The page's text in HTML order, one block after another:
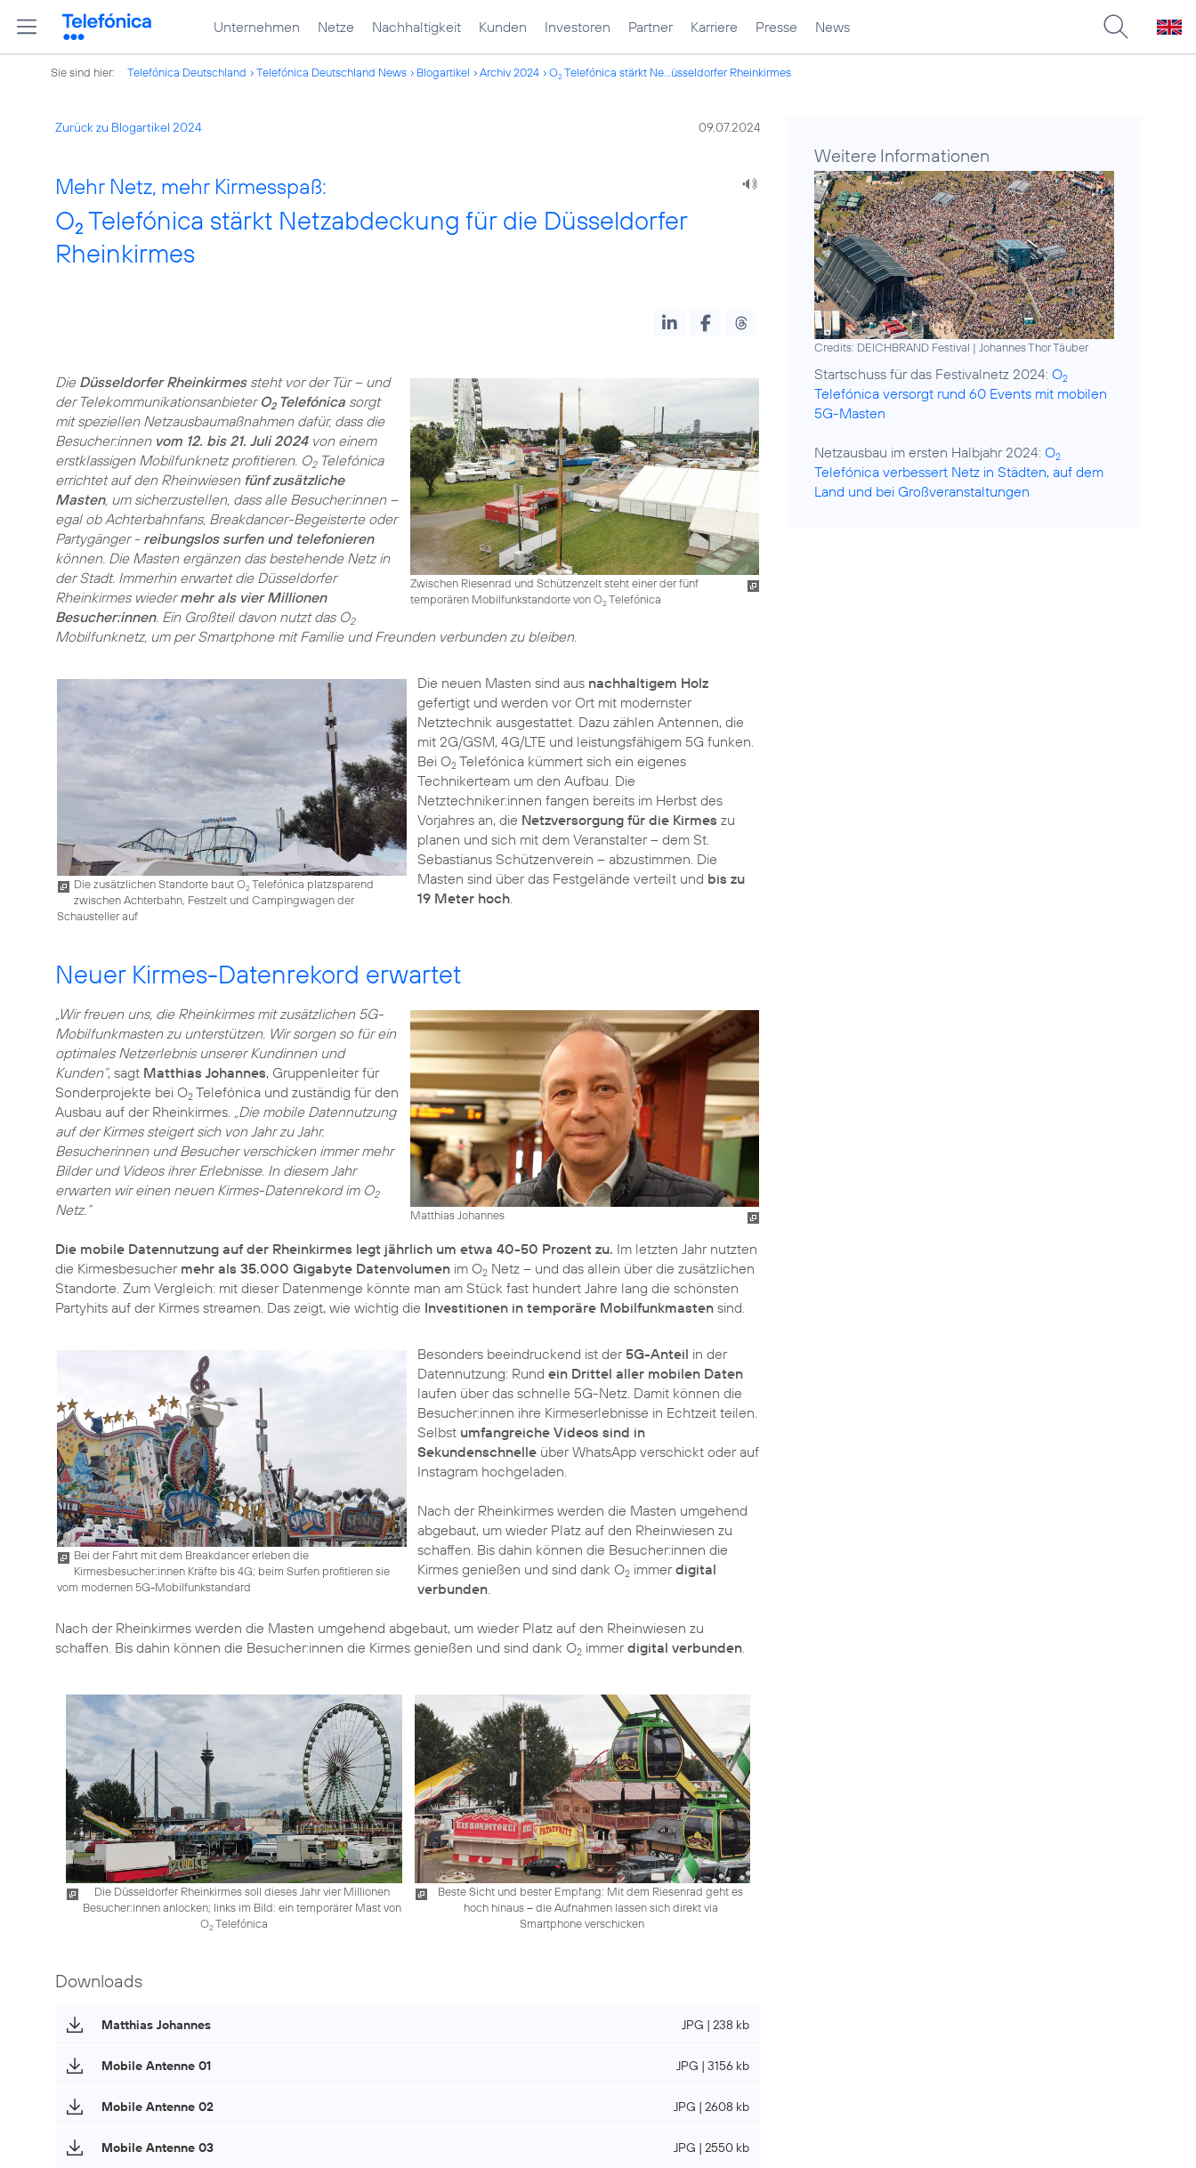
Unternehmen Netze Nachhaltigkeit Kunden Investoren Partner Karriere Presse News
Sie sind hier: Telefónica Deutschland Telefónica Deutschland News Blogartikel Archiv 2024 O2Telefónica stärkt Ne...üsseldorfer Rheinkirmes
Zurück zu Blogartikel 2024 09.07.2024
Mehr Netz, mehr Kirmesspaß:
O2 Telefónica stärkt Netzabdeckung für die Düsseldorfer
Rheinkirmes
Zwischen Riesenrad und Schützenzelt steht einer der fünf
temporären Mobilfunkstandorte von O2Telefónica
Die Düsseldorfer Rheinkirmessteht vor der Tür – und
der Telekommunikationsanbieter O2Telefónica sorgt
mit speziellen Netzausbaumaßnahmen dafür, dass die
Besucher:innen vom 12. bis 21. Juli 2024von einem
erstklassigen Mobilfunknetz profitieren. O2Telefónica
errichtet auf den Rheinwiesen fünf zusätzliche
Masten, um sicherzustellen, dass alle Besucher:innen –
egal ob Achterbahnfans, Breakdancer-Begeisterte oder
Partygänger - reibungslos surfen und telefonieren
können. Die Masten ergänzen das bestehende Netz in
der Stadt. Immerhin erwartet die Düsseldorfer
Rheinkirmes wiedermehr als vier Millionen
Besucher:innen. Ein Großteil davon nutzt das O2
Mobilfunknetz, um per Smartphone mit Familie und Freunden verbunden zu bleiben.
Die zusätzlichen Standorte baut O2Telefónica platzsparend
zwischen Achterbahn, Festzelt und Campingwagen der
Schausteller auf
Die neuen Masten sind aus nachhaltigem Holz
gefertigt und werden vor Ort mit modernster
Netztechnik ausgestattet. Dazu zählen Antennen, die
mit 2G/GSM, 4G/LTE und leistungsfähigem 5G funken.
Bei O2Telefónica kümmert sich ein eigenes
Technikerteam um den Aufbau. Die
Netztechniker:innen fangen bereits im Herbst des
Vorjahres an, die Netzversorgung für die Kirmes zu
planen und sich mit dem Veranstalter – dem St.
Sebastianus Schützenverein – abzustimmen. Die
Masten sind über das Festgelände verteilt und bis zu
19 Meter hoch.
Neuer Kirmes-Datenrekord erwartet
Matthias Johannes
„Wir freuen uns, die Rheinkirmes mit zusätzlichen 5G-
Mobilfunkmasten zu unterstützen. Wir sorgen so für ein
optimales Netzerlebnis unserer Kundinnen und
Kunden“, sagt Matthias Johannes, Gruppenleiter für
Sonderprojekte bei O2 Telefónica und zuständig für den
Ausbau auf der Rheinkirmes.
„Die mobile Datennutzung
auf der Kirmes steigert sich von Jahr zu Jahr.
Besucherinnen und Besucher verschicken immer mehr
Bilder und Videos ihrer Erlebnisse. In diesem Jahr
erwarten wir einen neuen Kirmes-Datenrekord im O2
Netz.“
Die mobile Datennutzung auf der Rheinkirmes legt jährlich um etwa 40-50 Prozent zu. Im letzten Jahr nutzten
die Kirmesbesucher mehr als 35.000 Gigabyte Datenvolumen im O2 Netz – und das allein über die zusätzlichen
Standorte. Zum Vergleich: mit dieser Datenmenge könnte man am Stück fast hundert Jahre lang die schönsten
Partyhits auf der Kirmes streamen. Das zeigt, wie wichtig die Investitionen in temporäre Mobilfunkmasten sind.
Bei der Fahrt mit dem Breakdancer erleben die
Kirmesbesucher:innen Kräfte bis 4G; beim Surfen profitieren sie
vom modernen 5G-Mobilfunkstandard
Besonders beeindruckend ist der5G-Anteil in der
Datennutzung: Rund ein Drittel aller mobilen Daten
laufen über das schnelle 5G-Netz. Damit können die
Besucher:innen ihre Kirmeserlebnisse in Echtzeit teilen.
Selbst umfangreiche Videos sind in
Sekundenschnelleüber WhatsApp verschickt oder auf
Instagram hochgeladen.
Nach der Rheinkirmes werden die Masten umgehend
abgebaut, um wieder Platz auf den Rheinwiesen zu
schaffen. Bis dahin können die Besucher:innen die
Kirmes genießen und sind dank O2immerdigital
verbunden.
Nach der Rheinkirmes werden die Masten umgehend abgebaut, um wieder Platz auf den Rheinwiesen zu
schaffen. Bis dahin können die Besucher:innen die Kirmes genießen und sind dank O2 immerdigital verbunden
Die Düsseldorfer Rheinkirmes soll dieses Jahr vier Millionen
Besucher:innen anlocken; links im Bild: ein temporärer Mast von
O2Telefónica
Beste Sicht und bester Empfang: Mit dem Riesenrad geht es
hoch hinaus – die Aufnahmen lassen sich direkt via
Smartphone verschicken
Downloads
Matthias Johannes JPG | 238 kb
Mobile Antenne 01 JPG | 3156 kb
Mobile Antenne 02 JPG | 2608 kb
Mobile Antenne 03 JPG | 2550 kb
Weitere Informationen
Credits: DEICHBRAND Festival | Johannes Thor Täuber
Startschuss für das Festivalnetz 2024:O2
Telefónica versorgt rund 60 Events mit mobilen
5G-Masten
Netzausbau im ersten Halbjahr 2024:O2
Telefónica verbessert Netz in Städten, auf dem
Land und bei Großveranstaltungen